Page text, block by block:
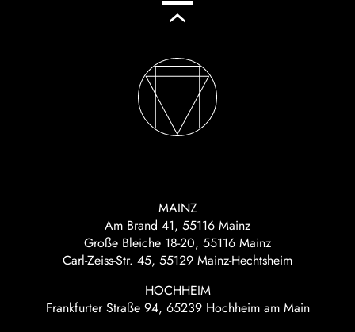
MAINZ
Am Brand 41, 55116 Mainz
Große Bleiche 18-20, 55116 Mainz
Carl-Zeiss-Str. 45, 55129 Mainz-Hechtsheim
HOCHHEIM
Frankfurter Straße 94, 65239 Hochheim am Main